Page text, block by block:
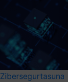
Zibersegurtasuna